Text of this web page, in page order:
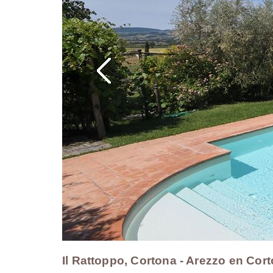
Il Rattoppo, Cortona - Arezzo en